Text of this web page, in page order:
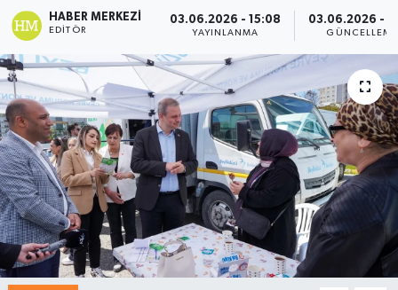
HABER MERKEZI
EDITÖR
03.06.2026 - 15:08
YAYINLANMA
03.06.2026 -
GÜNCELLEME
SAĞLIK
MAGAZİN
SPOR
Haber Arşivi